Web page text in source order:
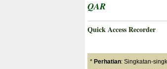
QAR
Quick Access Recorder
* Perhatian: Singkatan-